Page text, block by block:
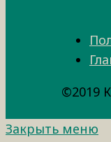
©2019
Закрыть меню